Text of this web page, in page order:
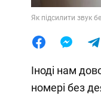
Як підсилити звук
Іноді нам
номері без